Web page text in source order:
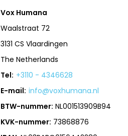
Vox Humana
Waalstraat 72
3131 CS Vlaardingen
The Netherlands
Tel: +3110 - 4346628
E-mail: info@voxhumana.nl
BTW-nummer: NL001513909B94
KVK-nummer: 73868876